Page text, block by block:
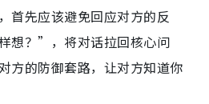
首先应该避免回应对方的反
想？”，将对话拉回核心问
方的防御套路，让对方知道你